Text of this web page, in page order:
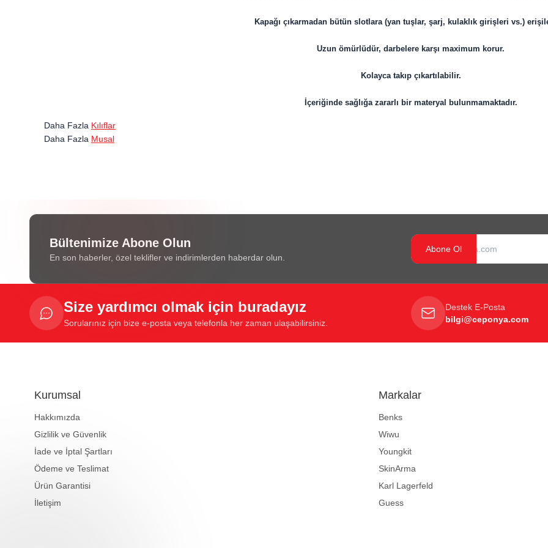
Kapağı çıkarmadan bütün slotlara (yan tuşlar, şarj, kulaklık girişleri vs.)
Uzun ömürlüdür, darbelere karşı maximum korur.
Kolayca takıp çıkartılabilir.
İçeriğinde sağlığa zararlı bir materyal bulunmamaktadır.
Daha Fazla Kılıflar
Daha Fazla Musal
Bültenimize Abone Olun
En son haberler, özel teklifler ve indirimlerden haberdar olun.
Abone Ol
Size yardımcı olmak için buradayız
Sorularınız için bize e-posta veya telefonla her zaman ulaşabilirsiniz.
Destek E-Posta
bilgi@ceponya.com
Kurumsal
Hakkımızda
Gizlilik ve Güvenlik
İade ve İptal Şartları
Ödeme ve Teslimat
Ürün Garantisi
İletişim
Markalar
Benks
Wiwu
Youngkit
SkinArma
Karl Lagerfeld
Guess